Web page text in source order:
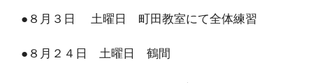
●８月３日 土曜日 町田教室にて全体練習
●８月２４日 土曜日 鶴間